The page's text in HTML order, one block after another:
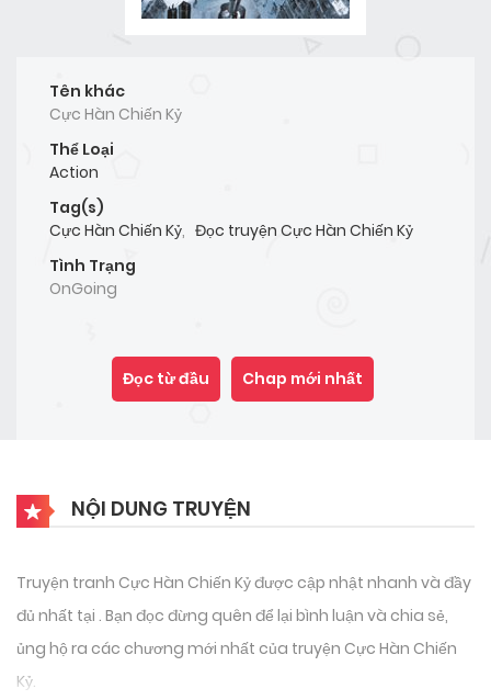
Tên khác
Cực Hàn Chiến Kỷ
Thể Loại
Action
Tag(s)
Cực Hàn Chiến Kỷ, Đọc truyện Cực Hàn Chiến Kỷ
Tình Trạng
OnGoing
Đọc từ đầu Chap mới nhất
NỘI DUNG TRUYỆN
Truyện tranh Cực Hàn Chiến Kỷ được cập nhật nhanh và đầy
đủ nhất tại . Bạn đọc đừng quên để lại bình luận và chia sẻ,
ủng hộ ra các chương mới nhất của truyện Cực Hàn Chiến
Kỷ.